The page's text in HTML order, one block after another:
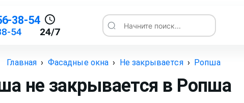
38-54
54 24/7 Начните поиск...
Главная › Фасадные окна › Не закрывается › Ропша
не закрывается в Ропша